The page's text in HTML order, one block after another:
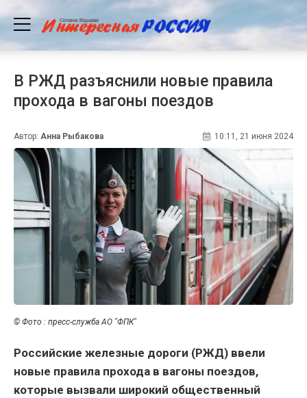
В РЖД разъяснили новые правила
прохода в вагоны поездов
Автор: Анна Рыбакова 10:11, 21 июня 2024
© Фото : пресс-служба АО "ФПК"
Российские железные дороги (РЖД) ввели
новые правила прохода в вагоны поездов,
которые вызвали широкий общественный